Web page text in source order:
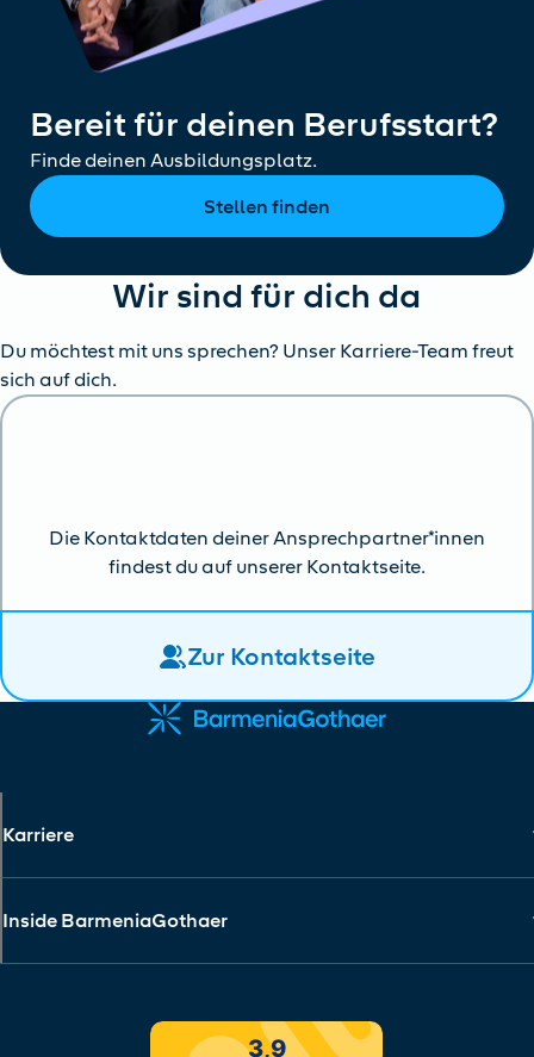
Bereit für deinen Berufsstart?
Finde deinen Ausbildungsplatz.
Stellen finden
Wir sind für dich da
Du möchtest mit uns sprechen? Unser Karriere-Team freut
sich auf dich.
Die Kontaktdaten deiner Ansprechpartner*innen
findest du auf unserer Kontaktseite.
Zur Kontaktseite
Karriere
Inside BarmeniaGothaer